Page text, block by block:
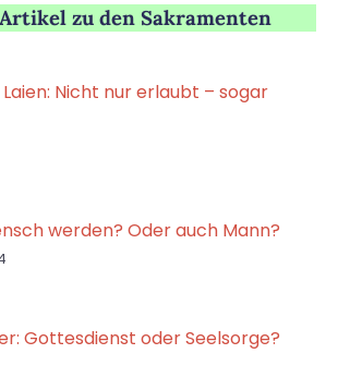
zu den Sakramenten
Nicht nur erlaubt – sogar
werden? Oder auch Mann?
Gottesdienst oder Seelsorge?